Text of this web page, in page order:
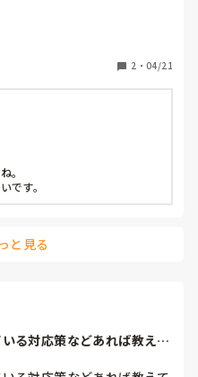
2 ・ 04/21
。
です。
と見る
る対応策などあれば教えて